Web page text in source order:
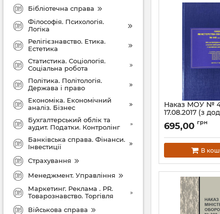
Бібліотечна справа
Філософія. Психологія.
Логіка
Релігієзнавство. Етика.
Естетика
Статистика. Соціологія.
Соціальна робота
Політика. Політологія.
Держава і право
Економіка. Економічний
аналіз. Бізнес
Бухгалтерський облік та
аудит. Податки. Контролінг
Банківська справа. Фінанси.
Інвестиції
Страхування
Менеджмент. Управління
Маркетинг. Реклама . PR.
Товарознавство. Торгівля
Військова справа
Наказ МОУ №
17.08.2017 (з
тверда
Інструкція з
військового
останніми
26.03.2026)
695,00 грн
В